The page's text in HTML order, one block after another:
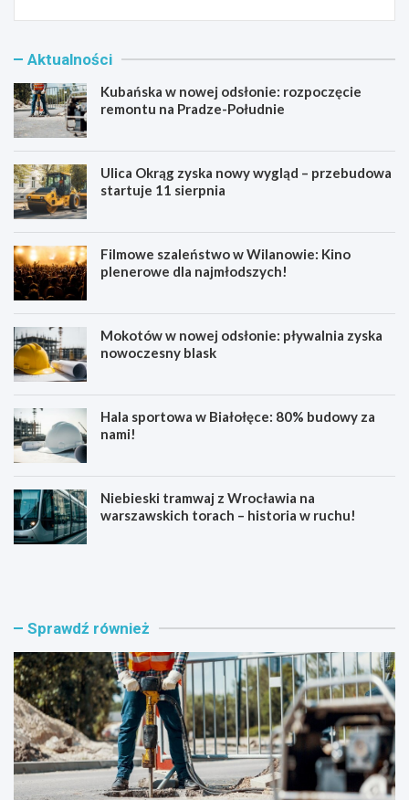
Aktualności
Kubańska w nowej odsłonie: rozpoczęcie
remontu na Pradze-Południe
Ulica Okrąg zyska nowy wygląd – przebudowa
startuje 11 sierpnia
Filmowe szaleństwo w Wilanowie: Kino
plenerowe dla najmłodszych!
Mokotów w nowej odsłonie: pływalnia zyska
nowoczesny blask
Hala sportowa w Białołęce: 80% budowy za
nami!
Niebieski tramwaj z Wrocławia na
warszawskich torach – historia w ruchu!
K
s
a
w
n
o
w
e
j
U
O
r
ą
g
z
y
s
k
Sprawdź również